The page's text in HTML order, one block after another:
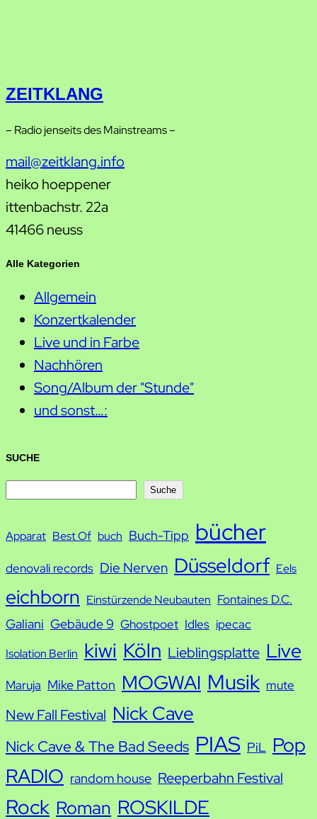
ZEITKLANG
– Radio jenseits des Mainstreams –
mail@zeitklang.info
heiko hoeppener
ittenbachstr. 22a
41466 neuss
Alle Kategorien
Allgemein
Konzertkalender
Live und in Farbe
Nachhören
Song/Album der "Stunde"
und sonst…:
SUCHE
c
Suche
Apparat Best Of buch Buch-Tipp bücher
denovali records Die Nerven Düsseldorf Eels
eichborn Einstürzende Neubauten Fontaines D.C.
Galiani Gebäude 9 Ghostpoet Idles ipecac
Isolation Berlin kiwi Köln Lieblingsplatte Live
Maruja Mike Patton MOGWAI Musik mute
New Fall Festival Nick Cave
Nick Cave & The Bad Seeds PIAS PiL Pop
RADIO random house Reeperbahn Festival
Rock Roman ROSKILDE